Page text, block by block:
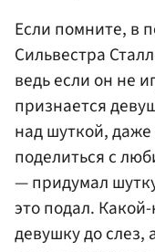
Если помните, в
Сильвестра
ведь если он не
признается
над шуткой, даже
поделиться с
— придумал
это подал.
девушку до слез,